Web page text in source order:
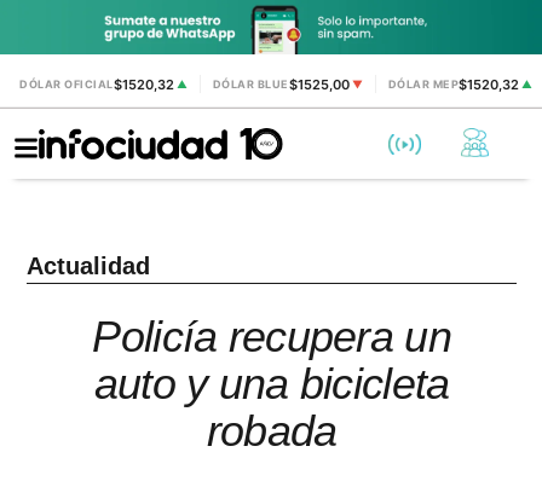
DÓLAR OFICIAL$1520,32 ▲ DÓLAR BLUE$1525,00 ▼ DÓLAR MEP$1520,32 ▲
Actualidad
Policía recupera un
auto y una bicicleta
robada